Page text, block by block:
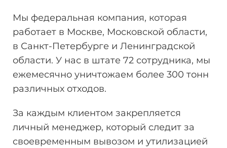
Мы федеральная компания, которая
работает в Москве, Московской области,
в Санкт-Петербурге и Ленинградской
области. У нас в штате 72 сотрудника, мы
ежемесячно уничтожаем более 300 тонн
различных отходов.
За каждым клиентом закрепляется
личный менеджер, который следит за
своевременным вывозом и утилизацией